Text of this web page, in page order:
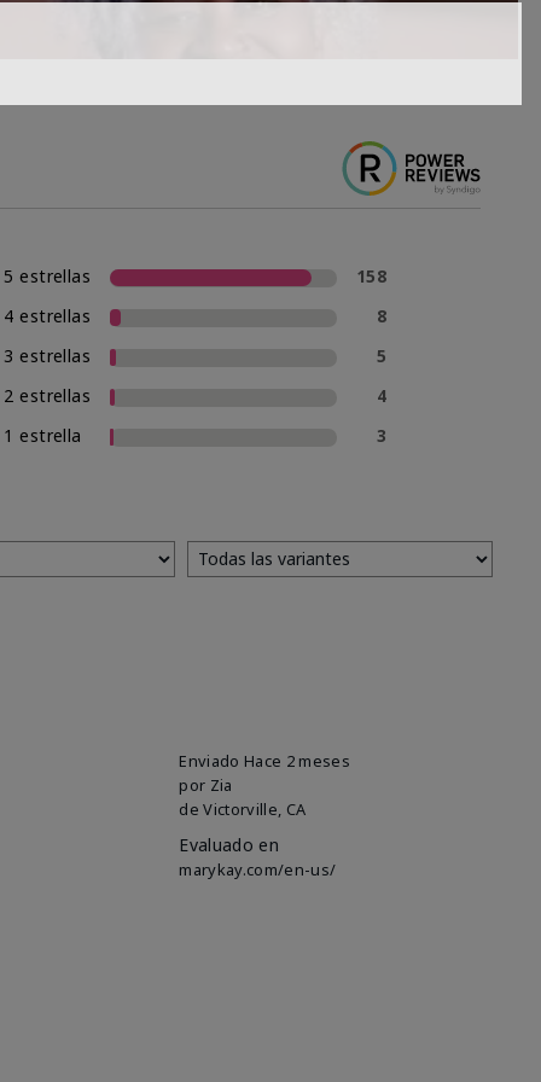
5 estrellas
158
4 estrellas
8
3 estrellas
5
2 estrellas
4
1 estrella
3
Enviado Hace 2 meses
por Zia
de Victorville, CA
Evaluado en
marykay.com/en-us/